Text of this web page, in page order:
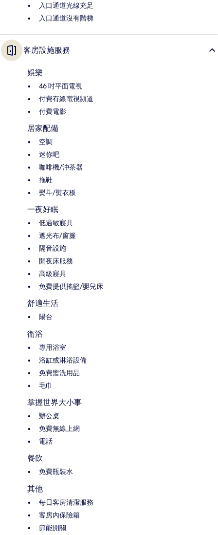
入口通道光線充足
入口通道沒有階梯
客房設施服務
娛樂
46 吋平面電視
付費有線電視頻道
付費電影
居家配備
空調
迷你吧
咖啡機/沖茶器
拖鞋
熨斗/熨衣板
一夜好眠
低過敏寢具
遮光布/窗簾
隔音設施
開夜床服務
高級寢具
免費提供搖籃/嬰兒床
舒適生活
陽台
衛浴
專用浴室
浴缸或淋浴設備
免費盥洗用品
毛巾
掌握世界大小事
辦公桌
免費無線上網
電話
餐飲
免費瓶裝水
其他
每日客房清潔服務
客房內保險箱
節能開關